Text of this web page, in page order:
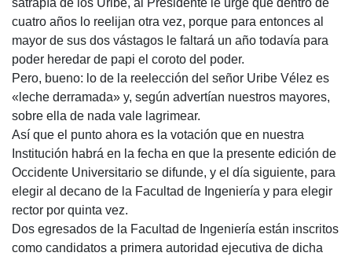
satrapía de los Uribe, al Presidente le urge que dentro de
cuatro años lo reelijan otra vez, porque para entonces al
mayor de sus dos vástagos le faltará un año todavía para
poder heredar de papi el coroto del poder.
Pero, bueno: lo de la reelección del señor Uribe Vélez es
«leche derramada» y, según advertían nuestros mayores,
sobre ella de nada vale lagrimear.
Así que el punto ahora es la votación que en nuestra
Institución habrá en la fecha en que la presente edición de
Occidente Universitario se difunde, y el día siguiente, para
elegir al decano de la Facultad de Ingeniería y para elegir
rector por quinta vez.
Dos egresados de la Facultad de Ingeniería están inscritos
como candidatos a primera autoridad ejecutiva de dicha